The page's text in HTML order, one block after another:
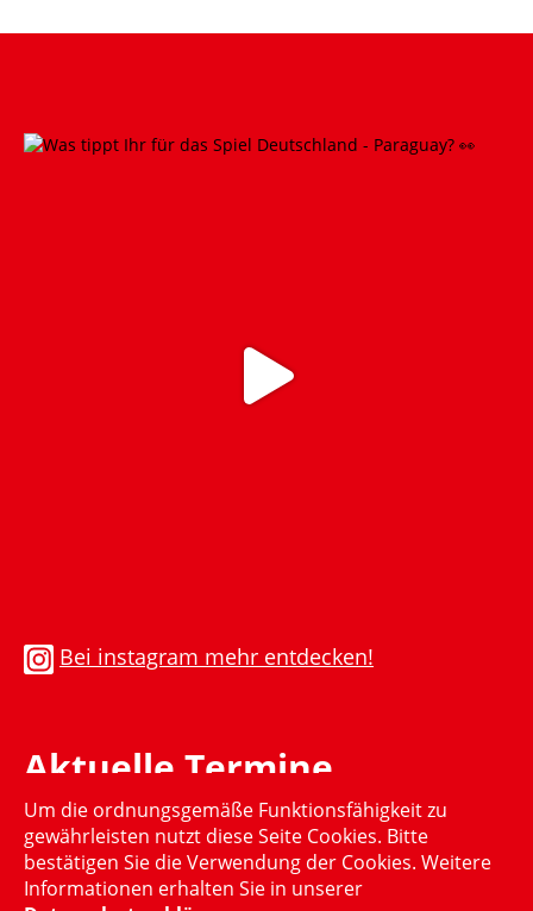
Bei instagram mehr entdecken!
Aktuelle Termine
Momentan gibt es keinen aktuellen Termin
Um die ordnungsgemäße Funktionsfähigkeit zu
gewährleisten nutzt diese Seite Cookies. Bitte
bestätigen Sie die Verwendung der Cookies. Weitere
Informationen erhalten Sie in unserer